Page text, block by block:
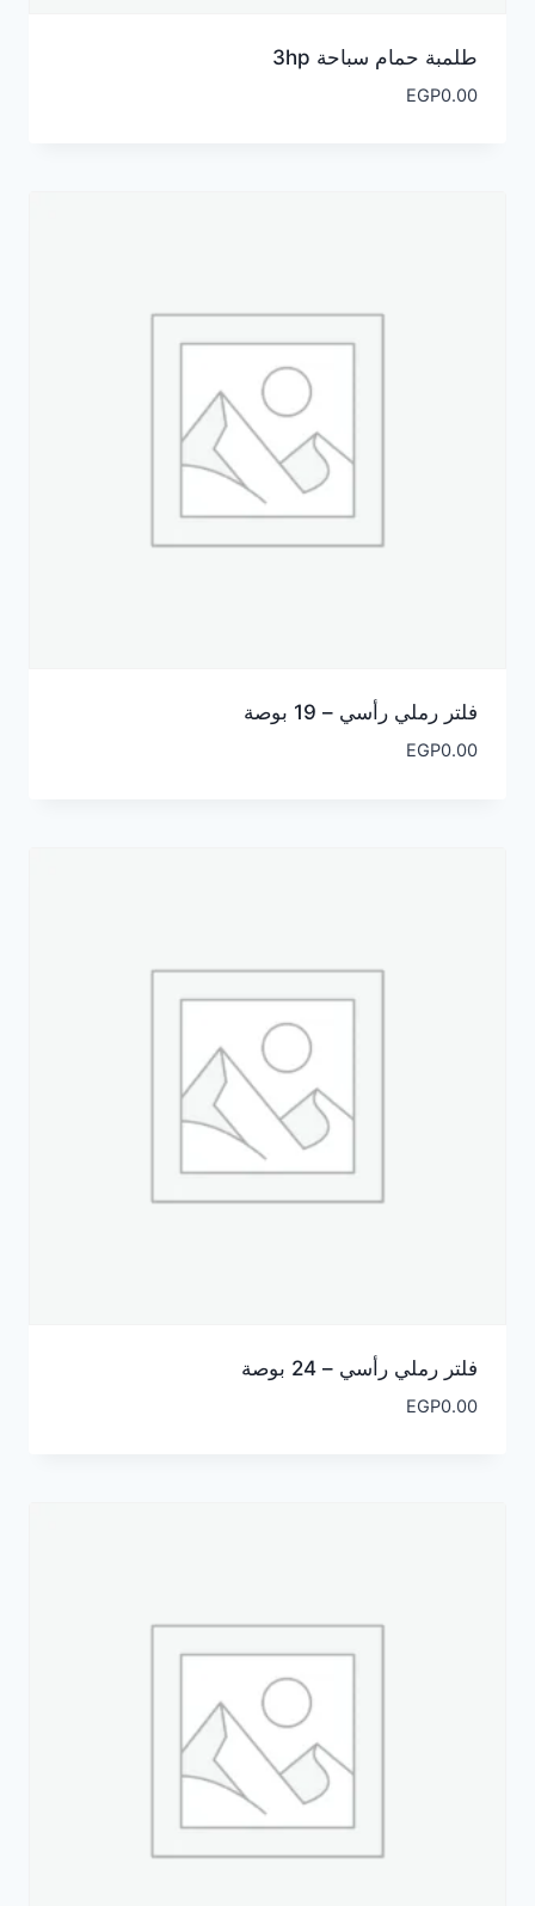
طلمبة حمام سباحة 3hp
EGP0.00
فلتر رملي رأسي – 19 بوصة
EGP0.00
فلتر رملي رأسي – 24 بوصة
EGP0.00